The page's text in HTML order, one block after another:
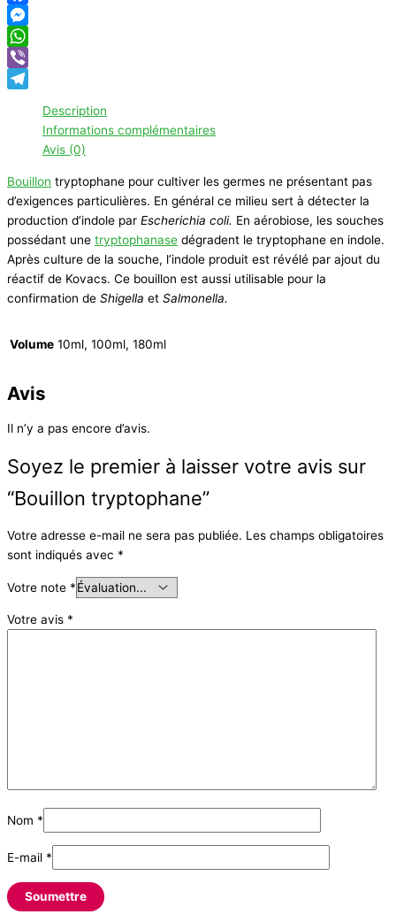
Facebook
Messenger
WhatsApp
Viber
Description
Informations complémentaires
Avis (0)
Bouillon tryptophane pour cultiver les germes ne présentant pas
d’exigences particulières. En général ce milieu sert à détecter la
production d’indole par Escherichia coli. En aérobiose, les souches
possédant une tryptophanase dégradent le tryptophane en indole.
Après culture de la souche, l’indole produit est révélé par ajout du
réactif de Kovacs. Ce bouillon est aussi utilisable pour la
confirmation de Shigella et Salmonella.
Volume 10ml, 100ml, 180ml
Avis
Il n’y a pas encore d’avis.
Soyez le premier à laisser votre avis sur
“Bouillon tryptophane”
Votre adresse e-mail ne sera pas publiée. Les champs obligatoires
sont indiqués avec *
Votre note *
Votre avis *
Nom *
E-mail *